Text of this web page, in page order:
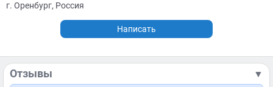
г. Оренбург, Россия
Написать
Отзывы
▼